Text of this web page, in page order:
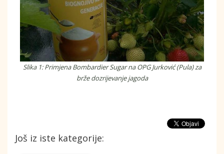
Slika 1: Primjena Bombardier Sugar na OPG Jurković (Pula) za
brže dozrijevanje jagoda
Još iz iste kategorije: